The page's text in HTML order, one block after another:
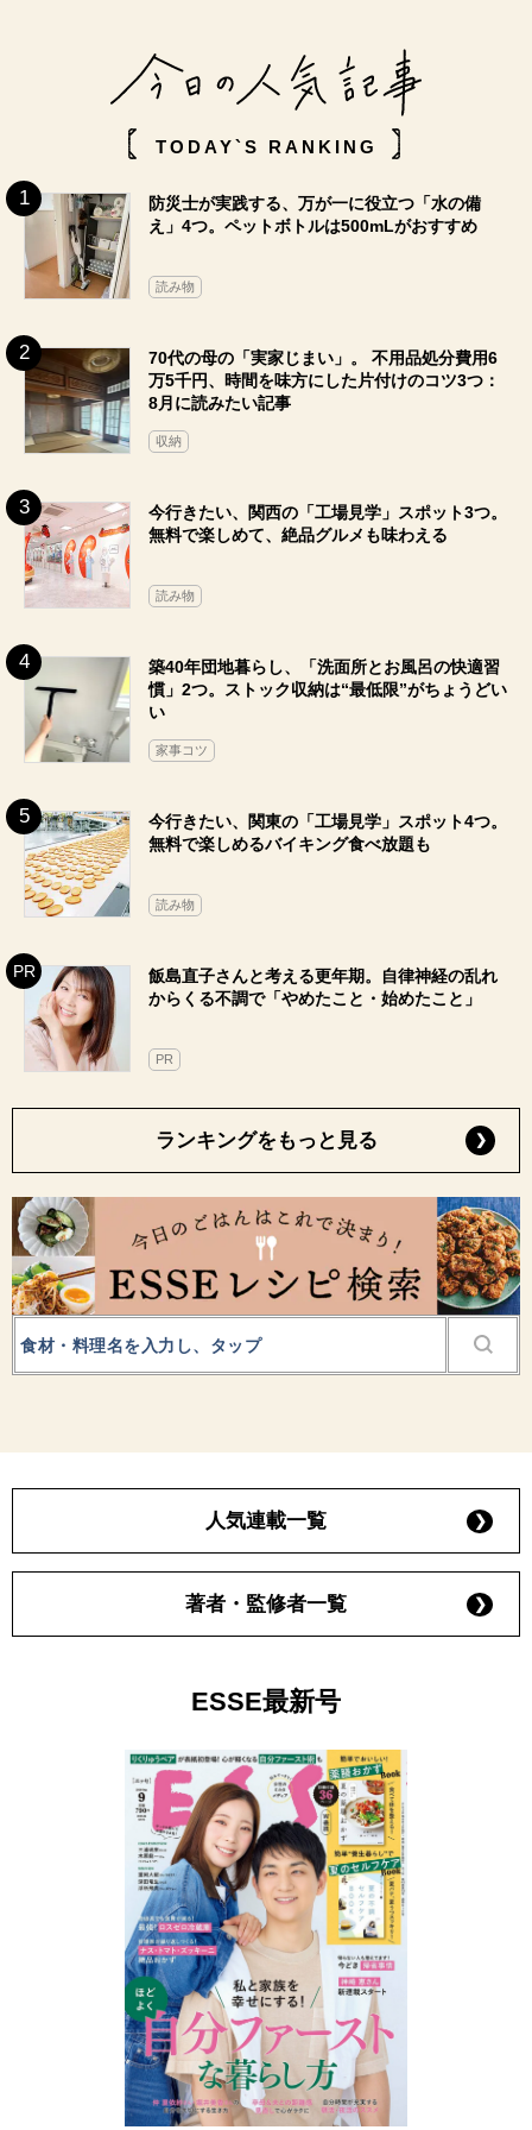
TODAY`S RANKING
防災士が実践する、万が一に役立つ「水の備
え」4つ。ペットボトルは500mLがおすすめ
読み物
70代の母の「実家じまい」。 不用品処分費用6
万5千円、時間を味方にした片付けのコツ3つ：
8月に読みたい記事
収納
今行きたい、関西の「工場見学」スポット3つ。
無料で楽しめて、絶品グルメも味わえる
読み物
築40年団地暮らし、「洗面所とお風呂の快適習
慣」2つ。ストック収納は“最低限”がちょうどい
い
家事コツ
今行きたい、関東の「工場見学」スポット4つ。
無料で楽しめるバイキング食べ放題も
読み物
飯島直子さんと考える更年期。自律神経の乱れ
からくる不調で「やめたこと・始めたこと」
PR
ランキングをもっと見る
人気連載一覧
著者・監修者一覧
ESSE最新号